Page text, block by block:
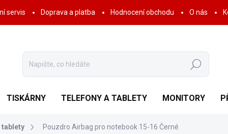
servis Doprava a platba Hodnocení obchodu O nás
Hledat
TISKÁRNY TELEFONY A TABLETY MONITORY
tablety Pouzdro Airbag pro notebook 15-16 Černé